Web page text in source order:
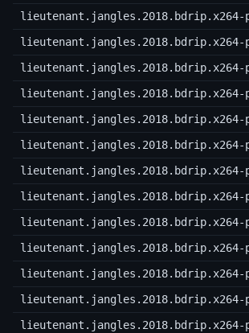
lieutenant.jangles.2018.bdrip.x264-
lieutenant.jangles.2018.bdrip.x264-
lieutenant.jangles.2018.bdrip.x264-
lieutenant.jangles.2018.bdrip.x264-
lieutenant.jangles.2018.bdrip.x264-
lieutenant.jangles.2018.bdrip.x264-
lieutenant.jangles.2018.bdrip.x264-
lieutenant.jangles.2018.bdrip.x264-
lieutenant.jangles.2018.bdrip.x264-
lieutenant.jangles.2018.bdrip.x264-
lieutenant.jangles.2018.bdrip.x264-
lieutenant.jangles.2018.bdrip.x264-
lieutenant.jangles.2018.bdrip.x264-